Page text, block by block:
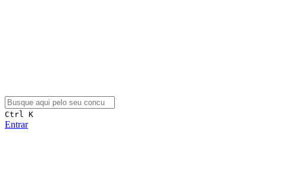
Ctrl K
Entrar